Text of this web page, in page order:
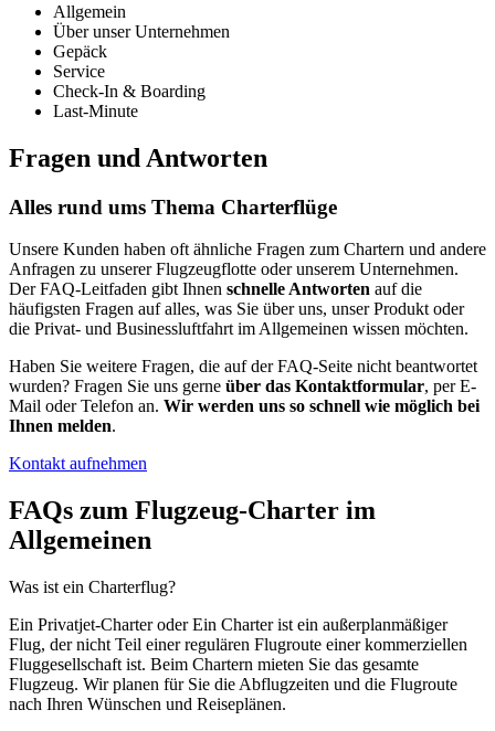
Allgemein
Über unser Unternehmen
Gepäck
Service
Check-In & Boarding
Last-Minute
Fragen und Antworten
Alles rund ums Thema Charterflüge
Unsere Kunden haben oft ähnliche Fragen zum Chartern und andere
Anfragen zu unserer Flugzeugflotte oder unserem Unternehmen.
Der FAQ-Leitfaden gibt Ihnen schnelle Antworten auf die
häufigsten Fragen auf alles, was Sie über uns, unser Produkt oder
die Privat- und Businessluftfahrt im Allgemeinen wissen möchten.
Haben Sie weitere Fragen, die auf der FAQ-Seite nicht beantwortet
wurden? Fragen Sie uns gerne über das Kontaktformular, per E-
Mail oder Telefon an. Wir werden uns so schnell wie möglich bei
Ihnen melden.
Kontakt aufnehmen
FAQs zum Flugzeug-Charter im
Allgemeinen
Was ist ein Charterflug?
Ein Privatjet-Charter oder Ein Charter ist ein außerplanmäßiger
Flug, der nicht Teil einer regulären Flugroute einer kommerziellen
Fluggesellschaft ist. Beim Chartern mieten Sie das gesamte
Flugzeug. Wir planen für Sie die Abflugzeiten und die Flugroute
nach Ihren Wünschen und Reiseplänen.